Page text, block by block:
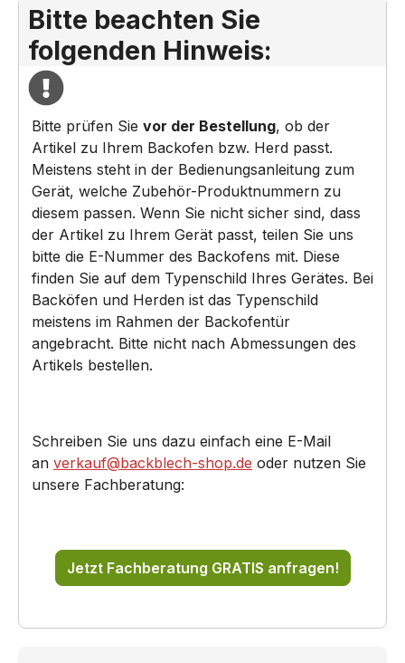
Bitte beachten Sie
folgenden Hinweis:
Bitte prüfen Sie vor der Bestellung, ob der
Artikel zu Ihrem Backofen bzw. Herd passt.
Meistens steht in der Bedienungsanleitung zum
Gerät, welche Zubehör-Produktnummern zu
diesem passen. Wenn Sie nicht sicher sind, dass
der Artikel zu Ihrem Gerät passt, teilen Sie uns
bitte die E-Nummer des Backofens mit. Diese
finden Sie auf dem Typenschild Ihres Gerätes. Bei
Backöfen und Herden ist das Typenschild
meistens im Rahmen der Backofentür
angebracht. Bitte nicht nach Abmessungen des
Artikels bestellen.
Schreiben Sie uns dazu einfach eine E-Mail
an verkauf@backblech-shop.de oder nutzen Sie
unsere Fachberatung:
Jetzt Fachberatung GRATIS anfragen!